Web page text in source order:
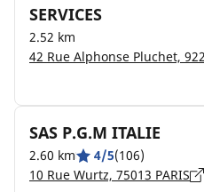
SERVICES
2.52 km
42 Rue Alphonse Pluchet,
SAS P.G.M ITALIE
2.60 km 4/5(106)
10 Rue Wurtz, 75013 PARIS